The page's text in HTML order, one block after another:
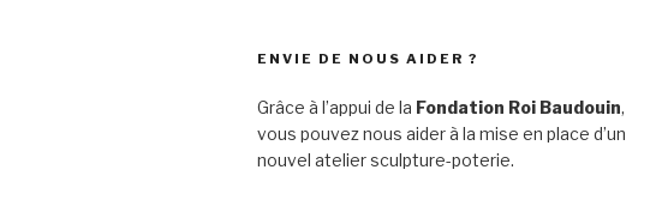
ENVIE DE NOUS AIDER ?
Grâce à l’appui de la Fondation Roi Baudouin,
vous pouvez nous aider à la mise en place d’un
nouvel atelier sculpture-poterie.